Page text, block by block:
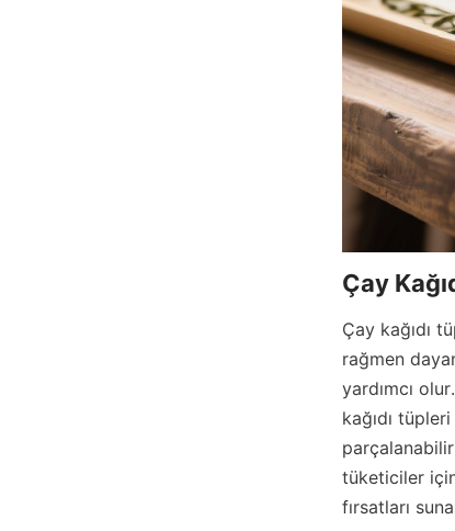
Çay
Çay kağıdı
rağmen
yardımcı
kağıdı
tüketiciler
fırsatları